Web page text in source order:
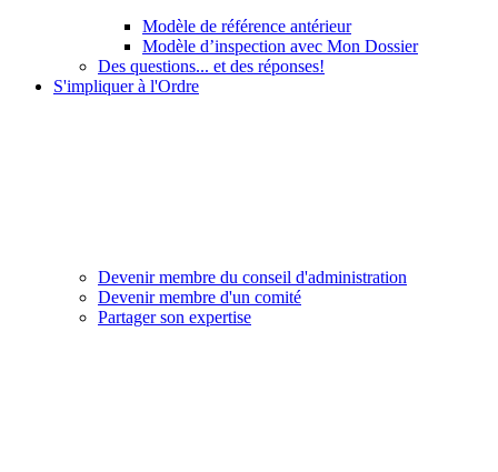
Modèle de référence antérieur
Modèle d’inspection avec Mon Dossier
Des questions... et des réponses!
S'impliquer à l'Ordre
Devenir membre du conseil d'administration
Devenir membre d'un comité
Partager son expertise